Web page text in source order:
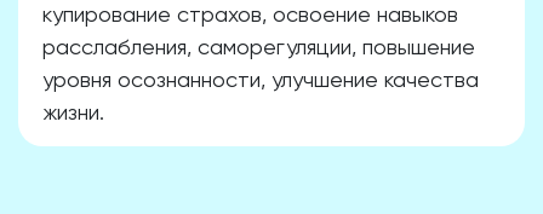
купирование страхов, освоение навыков
расслабления, саморегуляции, повышение
уровня осознанности, улучшение качества
жизни.